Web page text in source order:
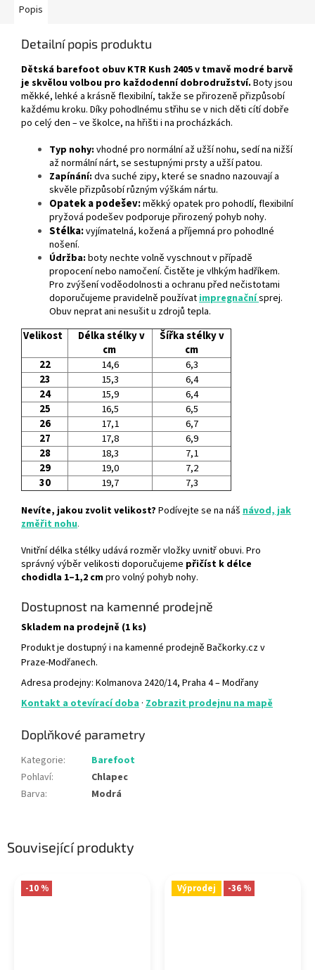
Související produkty
-10 % Výprodej -36 %
Popis
Detailní popis produktu
Dětská barefoot obuv KTR Kush 2405 v tmavě modré barvě
je skvělou volbou pro každodenní dobrodružství. Boty jsou
měkké, lehké a krásně flexibilní, takže se přirozeně přizpůsobí
každému kroku. Díky pohodlnému střihu se v nich děti cítí dobře
po celý den – ve školce, na hřišti i na procházkách.
Typ nohy: vhodné pro normální až užší nohu, sedí na nižší
až normální nárt, se sestupnými prsty a užší patou.
Zapínání: dva suché zipy, které se snadno nazouvají a
skvěle přizpůsobí různým výškám nártu.
Opatek a podešev:měkký opatek pro pohodlí, flexibilní
pryžová podešev podporuje přirozený pohyb nohy.
Stélka:vyjímatelná, kožená a příjemná pro pohodlné
nošení.
Údržba: boty nechte volně vyschnout v případě
propocení nebo namočení. Čistěte je vlhkým hadříkem.
Pro zvýšení voděodolnosti a ochranu před nečistotami
doporučujeme pravidelně používat impregnačnísprej.
Obuv neprat ani nesušit u zdrojů tepla.
Velikost
Délka stélky v
cm
Šířka stélky v
cm
22
14,6
6,3
23
15,3
6,4
24
15,9
6,4
25
16,5
6,5
26
17,1
6,7
27
17,8
6,9
28
18,3
7,1
29
19,0
7,2
30
19,7 7,3
Nevíte, jakou zvolit velikost? Podívejte se na náš návod, jak
změřit nohu.
Vnitřní délka stélky udává rozměr vložky uvnitř obuvi. Pro
správný výběr velikosti doporučujeme přičíst k délce
chodidla 1–1,2 cmpro volný pohyb nohy.
Dostupnost na kamenné prodejně
Skladem na prodejně (1 ks)
Produkt je dostupný i na kamenné prodejně Bačkorky.cz v
Praze-Modřanech.
Adresa prodejny: Kolmanova 2420/14, Praha 4 – Modřany
Kontakt a otevírací doba · Zobrazit prodejnu na mapě
Doplňkové parametry
Kategorie:
Barefoot
Pohlaví:
Chlapec
Barva: Modrá